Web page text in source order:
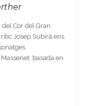
Cor del Gran
Josep Subirà ens
basada en